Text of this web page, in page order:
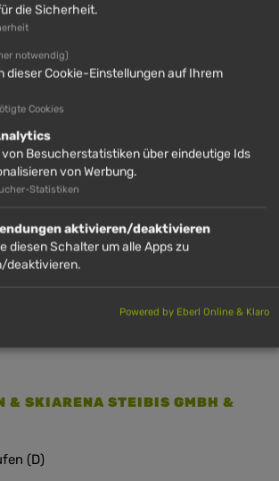
& CO. KG
(D)
2720
& SKIARENA STEIBIS GMBH &
(D)
die Sicherheit.
notwendig)
dieser Cookie-Einstellungen auf Ihrem
Cookies
Besucherstatistiken über eindeutige Ids
von Werbung.
Statistiken
aktivieren/deaktivieren
diesen Schalter um alle Apps zu
deaktivieren.
Powered by Eberl Online & Klaro